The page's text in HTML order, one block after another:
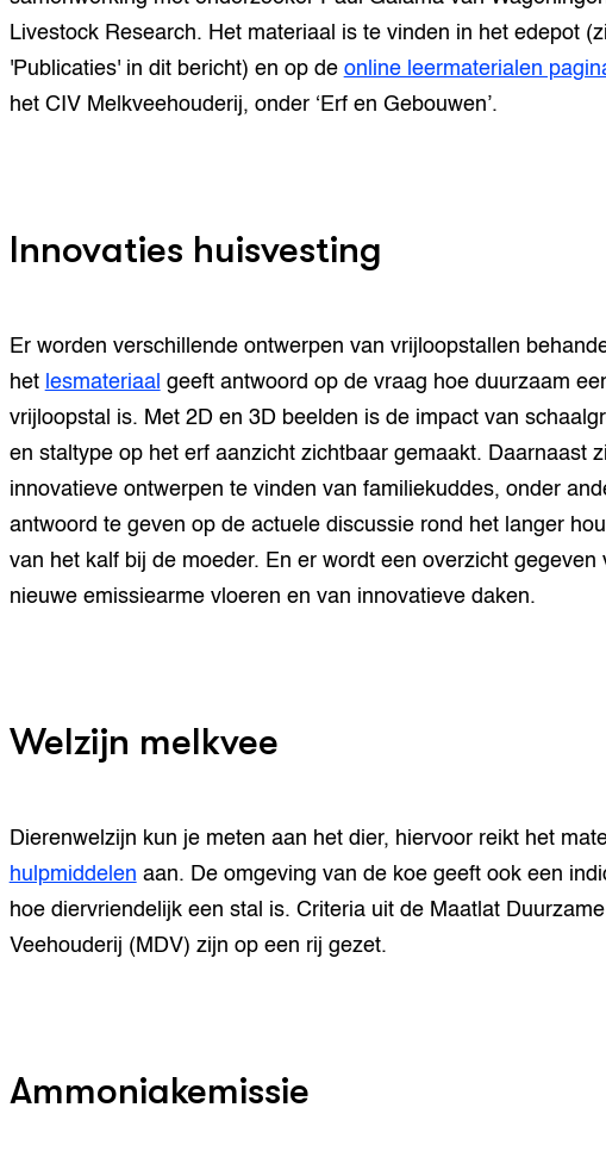
Livestock Research. Het materiaal is te vinden in het edepot
'Publicaties' in dit bericht) en op de online leermaterialen
het CIV Melkveehouderij, onder ‘Erf en Gebouwen’.
Innovaties huisvesting
Er worden verschillende ontwerpen van vrijloopstallen
het lesmateriaal geeft antwoord op de vraag hoe duurzaam
vrijloopstal is. Met 2D en 3D beelden is de impact van
en staltype op het erf aanzicht zichtbaar gemaakt. Daarnaast
innovatieve ontwerpen te vinden van familiekuddes, onder
antwoord te geven op de actuele discussie rond het langer
van het kalf bij de moeder. En er wordt een overzicht gegeven
nieuwe emissiearme vloeren en van innovatieve daken.
Welzijn melkvee
Dierenwelzijn kun je meten aan het dier, hiervoor reikt het
hulpmiddelen aan. De omgeving van de koe geeft ook een
hoe diervriendelijk een stal is. Criteria uit de Maatlat Duurzame
Veehouderij (MDV) zijn op een rij gezet.
Ammoniakemissie